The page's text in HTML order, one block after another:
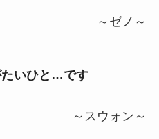
～ゼノ～
いひと…です
～スウォン～